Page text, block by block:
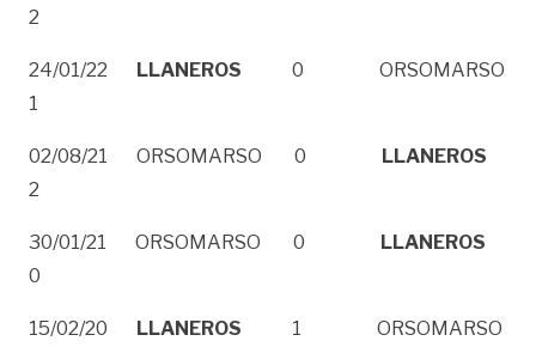
2
24/01/22 LLANEROS 0 ORSOMARSO
1
02/08/21 ORSOMARSO 0
LLANEROS
2
30/01/21 ORSOMARSO 0 LLANEROS
0
15/02/20 LLANEROS 1 ORSOMARSO